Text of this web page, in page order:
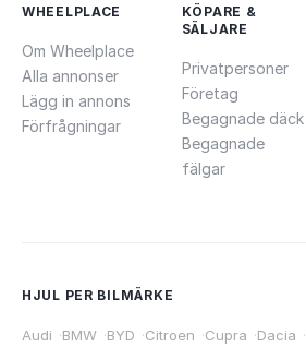
WHEELPLACE
Om Wheelplace
Alla annonser
Lägg in annons
Förfrågningar
KÖPARE &
SÄLJARE
Privatpersoner
Företag
Begagnade däck
Begagnade
fälgar
HJUL PER BILMÄRKE
Audi ·BMW ·BYD ·Citroen ·Cupra ·Dacia ·